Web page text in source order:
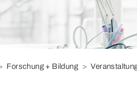
Forschung + Bildung